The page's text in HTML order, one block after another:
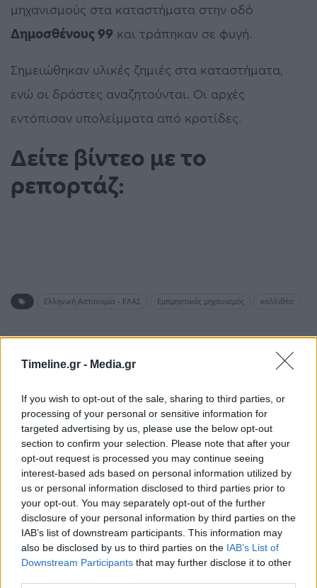
Timeline.gr - Media.gr
If you wish to opt-out of the sale, sharing to third parties, or
processing of your personal or sensitive information for
targeted advertising by us, please use the below opt-out
section to confirm your selection. Please note that after your
opt-out request is processed you may continue seeing
interest-based ads based on personal information utilized by
us or personal information disclosed to third parties prior to
your opt-out. You may separately opt-out of the further
disclosure of your personal information by third parties on the
IAB’s list of downstream participants. This information may
also be disclosed by us to third parties on the IAB’s List of
Downstream Participants that may further disclose it to other
μηχανισμούς στα καταστήματα στην οδό
Δημοσθένους 99 και τράπηκαν σε φυγή.
Σημειώθηκαν υλικές ζημιές στα καταστήματα,
ενώ οι δράστες αναζητούνται. Οι αρχές
εντόπισαν υπολείμματα από κροτίδες.
Δείτε βίντεο με το
ρεπορτάζ:
Ελληνική Αστυνομία - ΕΛΑΣ Εμπρηστικός μηχανισμός καλλιθέα
ΠΡΟΗΓΟΎΜΕΝΟ ΆΡΘΡΟ
εναντίον της Σεμπάμπ –
Σκοτώθηκαν 27 μέλη της
ΕΠΌΜΕΝΟ ΆΡΘΡΟ
με Λαβρόφ στη Νέα
Υόρκη μετά το διάγγελμα
Πούτιν
Μπορεί επίσης να σε ενδιαφέρει
ΕΛΛΆΔΑ ΕΛΛΆΔΑ